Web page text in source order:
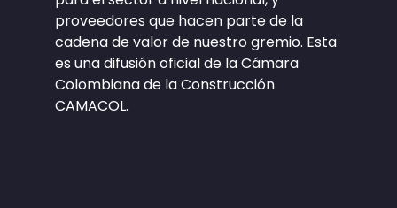
proveedores que hacen parte de la
cadena de valor de nuestro gremio. Esta
es una difusión oficial de la Cámara
Colombiana de la Construcción
CAMACOL.